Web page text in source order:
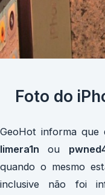
Foto do
GeoHot informa
limera1nou
quando o mesmo
inclusive não foi